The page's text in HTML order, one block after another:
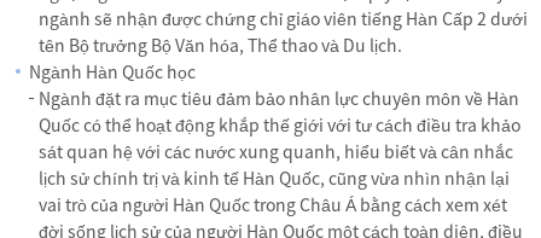
ngành sẽ nhận được chứng chỉ giáo viên tiếng Hàn Cấp 2 dưới
tên Bộ trưởng Bộ Văn hóa, Thể thao và Du lịch.
Ngành Hàn Quốc học
Ngành đặt ra mục tiêu đảm bảo nhân lực chuyên môn về Hàn
Quốc có thể hoạt động khắp thế giới với tư cách điều tra khảo
sát quan hệ với các nước xung quanh, hiểu biết và cân nhắc
lịch sử chính trị và kinh tế Hàn Quốc, cũng vừa nhìn nhận lại
vai trò của người Hàn Quốc trong Châu Á bằng cách xem xét
đời sống lịch sử của người Hàn Quốc một cách toàn diện, điều